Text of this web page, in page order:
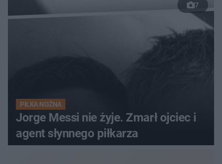
7
PIŁKA NOŻNA
Jorge Messi nie żyje. Zmarł ojciec i
agent słynnego piłkarza